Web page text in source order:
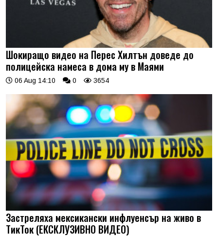
Шокиращо видео на Перес Хилтън доведе до
полицейска намеса в дома му в Маями
06 Aug 14:10 0 3654
Застреляха мексикански инфлуенсър на живо в
ТикТок (ЕКСКЛУЗИВНО ВИДЕО)